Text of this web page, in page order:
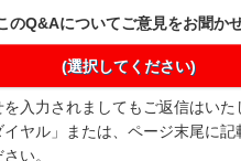
のQ&Aについてご意見をお聞か
(選択してください)
を入力されましてもご返信はいた
イヤル」または、ページ末尾に記
い。